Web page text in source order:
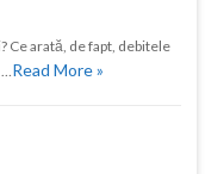
Ce arată, de fapt, debitele
Read More »